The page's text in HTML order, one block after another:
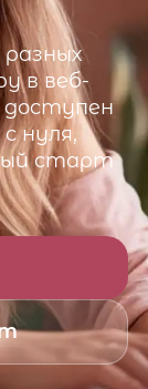
в веб-
доступен
нуля,
старт